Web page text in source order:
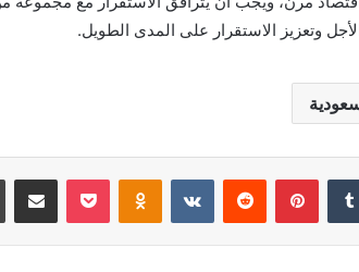
وتعزيز الاستقرار على المدى الطويل.
بينتيريست Odnoklassniki
بوكيت مشاركة